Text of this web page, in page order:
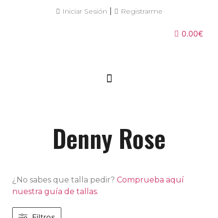
Iniciar Sesión Registrarme
0.00€
Denny Rose
¿No sabes que talla pedir? Comprueba aquí
nuestra guía de tallas.